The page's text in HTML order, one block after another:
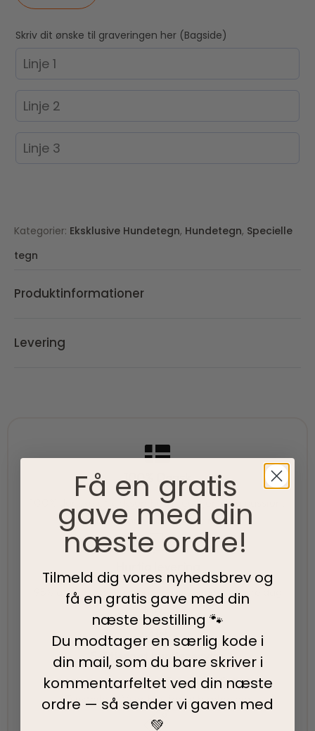
Skriv dit ønske til graveringen her (Bagside)
Kategorier: Eksklusive Hundetegn, Hundetegn, Specielle
tegn
Produktinformationer
Levering
100% Dansk
100% danskejet virksomhed med hjerte og passion.
Vi værner om vores lokale rødder
95% af alle ordrer pakkes og afsendes samme dag
som du bestiller.
5-Stjernet kundeservice
Vi har topscore på både Facebook, Google og
Trustpilot - Vi er her for at hjælpe dig
Få en gratis
gave med din
næste ordre!
Tilmeld dig vores nyhedsbrev og
få en gratis gave med din
næste bestilling 🐾
Du modtager en særlig kode i
din mail, som du bare skriver i
kommentarfeltet ved din næste
ordre — så sender vi gaven med
💚